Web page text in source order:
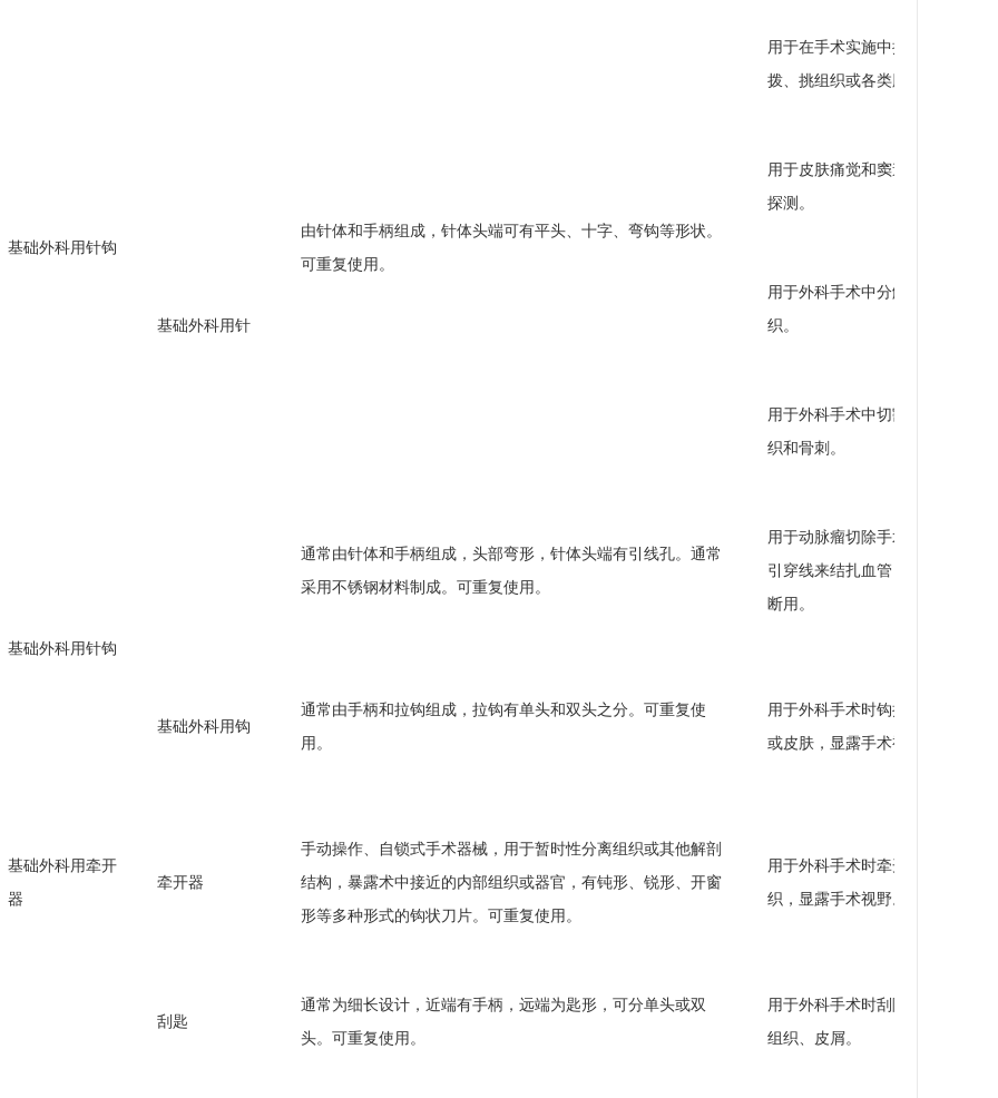
基础外科用针钩
基础外科用针
由针体和手柄组成，针体头端可有平头、十字、弯钩等形状。
可重复使用。
用于在手术实施中探、
拨、挑组织或各类肿瘤。
用于皮肤痛觉和窦道深度
探测。
用于外科手术中分解软组
织。
用于外科手术中切割软组
织和骨刺。
基础外科用针钩
通常由针体和手柄组成，头部弯形，针体头端有引线孔。通常
采用不锈钢材料制成。可重复使用。
用于动脉瘤切除手术时导
引穿线来结扎血管，起阻
断用。
基础外科用钩
通常由手柄和拉钩组成，拉钩有单头和双头之分。可重复使
用。
用于外科手术时钩拉组织
或皮肤，显露手术视野。
基础外科用牵开
器
牵开器
手动操作、自锁式手术器械，用于暂时性分离组织或其他解剖
结构，暴露术中接近的内部组织或器官，有钝形、锐形、开窗
形等多种形式的钩状刀片。可重复使用。
用于外科手术时牵开组
织，显露手术视野。
刮匙
通常为细长设计，近端有手柄，远端为匙形，可分单头或双
头。可重复使用。
用于外科手术时刮除坏死
组织、皮屑。